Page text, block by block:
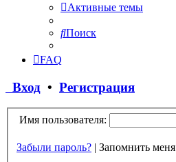
Активные темы
Поиск
FAQ
Вход • Регистрация
Имя пользователя:
Забыли пароль? | Запомнить меня